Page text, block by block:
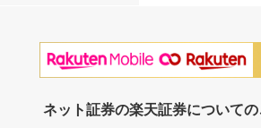
ネット証券の楽天証券について